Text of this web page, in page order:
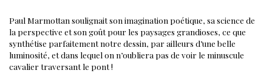
Paul Marmottan soulignait son imagination poétique, sa science de
la perspective et son goût pour les paysages grandioses, ce que
synthétise parfaitement notre dessin, par ailleurs d’une belle
luminosité, et dans lequel on n’oubliera pas de voir le minuscule
cavalier traversant le pont !